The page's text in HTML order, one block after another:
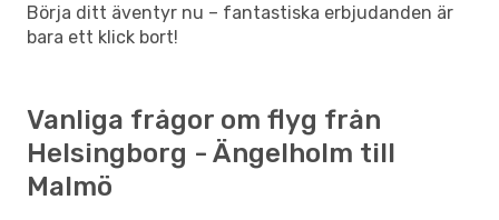
Börja ditt äventyr nu – fantastiska erbjudanden är
bara ett klick bort!
Vanliga frågor om flyg från
Helsingborg - Ängelholm till
Malmö